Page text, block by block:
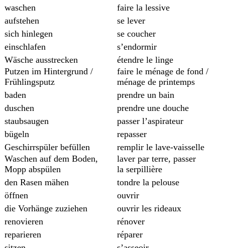
waschen
faire la lessive
aufstehen
se lever
sich hinlegen
se coucher
einschlafen
s’endormir
Wäsche ausstrecken
étendre le linge
Putzen im Hintergrund /
Frühlingsputz
faire le ménage de fond /
ménage de printemps
baden
prendre un bain
duschen
prendre une douche
staubsaugen
passer l’aspirateur
bügeln
repasser
Geschirrspüler befüllen
remplir le lave-vaisselle
Waschen auf dem Boden,
Mopp abspülen
laver par terre, passer
la serpillière
den Rasen mähen
tondre la pelouse
öffnen
ouvrir
die Vorhänge zuziehen
ouvrir les rideaux
renovieren
rénover
reparieren
réparer